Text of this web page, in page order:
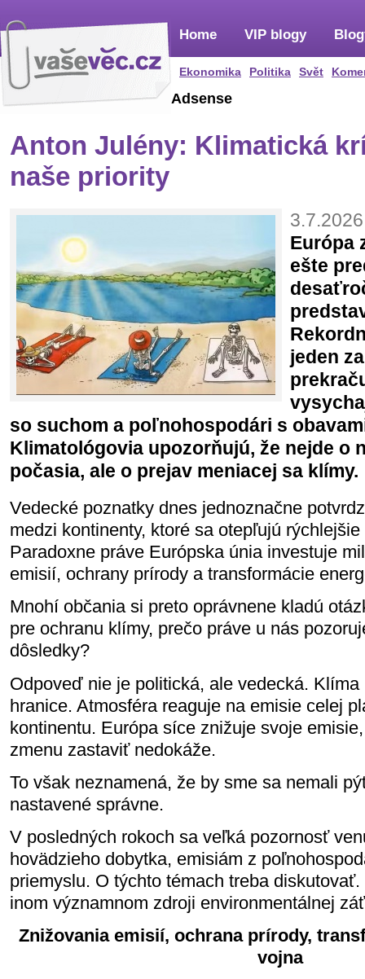
Home
Ekonomika Politika Svět
VIP blogy
Adsense
Anton Julény: Klimatická
naše priority
Európa
ešte
jeden
so suchom a poľnohospodári s
Klimatológovia upozorňujú, že nejde o
počasia, ale o prejav meniacej sa klímy.
Vedecké poznatky dnes jednoznačne
medzi kontinenty, ktoré sa otepľujú
Paradoxne práve Európska únia investuje
emisií, ochrany prírody a transformácie
Mnohí občania si preto oprávnene kladú
pre ochranu klímy, prečo práve u nás
dôsledky?
Odpoveď nie je politická, ale vedecká. Klíma
hranice. Atmosféra reaguje na emisie celej
kontinentu. Európa síce znižuje svoje
zmenu zastaviť nedokáže.
To však neznamená, že by sme sa nemali
nastavené správne.
V posledných rokoch sa veľká pozornosť
hovädzieho dobytka, emisiám z
priemyslu. O týchto témach treba
inom významnom zdroji environmentálnej
Znižovania emisií, ochrana prírody,
vojna